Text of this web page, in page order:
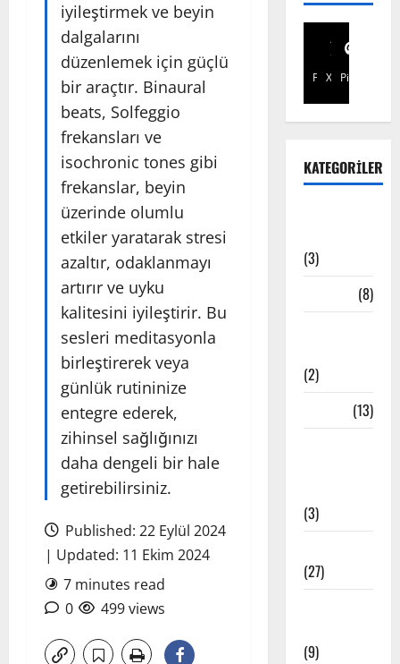
iyileştirmek ve beyin
dalgalarını
düzenlemek için güçlü
bir araçtır. Binaural
beats, Solfeggio
frekansları ve
isochronic tones gibi
frekanslar, beyin
üzerinde olumlu
etkiler yaratarak stresi
azaltır, odaklanmayı
artırır ve uyku
kalitesini iyileştirir. Bu
sesleri meditasyonla
birleştirerek veya
günlük rutininize
entegre ederek,
zihinsel sağlığınızı
daha dengeli bir hale
getirebilirsiniz.
Published: 22 Eylül 2024
| Updated: 11 Ekim 2024
7 minutes read
0
499 views
Facebook
X Pinterest
KATEGORILER
(3)
(8)
(2)
(13)
(3)
(27)
(9)